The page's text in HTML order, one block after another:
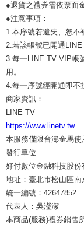
●退貨之禮券需依票面
●注意事項：
1.本序號若遺失、恕不
2.若該帳號已開通LINE
3.每一LINE TV VIP帳
用。
4.每一序號經開通即不
商家資訊：
LINE TV
https://www.linetv.tw
本服務僅限台澎金馬使
發行單位
好付數位金融科技股份
地址：臺北市松山區
統一編號：42647852
代表人：吳瀅潔
本商品(服務)禮券銷售